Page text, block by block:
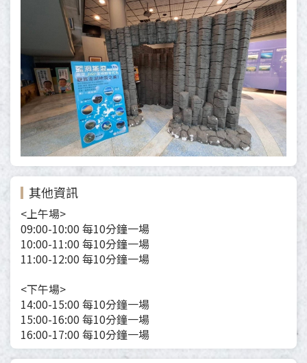
其他資訊
<上午場>
09:00-10:00 每10分鐘一場
10:00-11:00 每10分鐘一場
11:00-12:00 每10分鐘一場
<下午場>
14:00-15:00 每10分鐘一場
15:00-16:00 每10分鐘一場
16:00-17:00 每10分鐘一場